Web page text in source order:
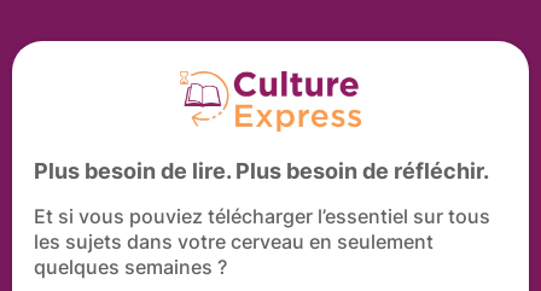
Plus besoin de lire. Plus besoin de réfléchir.
Et si vous pouviez télécharger l’essentiel sur tous
les sujets dans votre cerveau en seulement
quelques semaines ?